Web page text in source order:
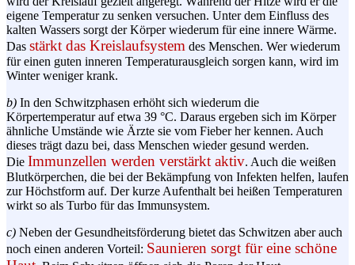
eigene Temperatur zu senken versuchen. Unter dem Einfluss des
kalten Wassers sorgt der Körper wiederum für eine innere Wärme.
Das stärkt das Kreislaufsystem des Menschen. Wer wiederum
für einen guten inneren Temperaturausgleich sorgen kann, wird im
Winter weniger krank.
b) In den Schwitzphasen erhöht sich wiederum die
Körpertemperatur auf etwa 39 °C. Daraus ergeben sich im Körper
ähnliche Umstände wie Ärzte sie vom Fieber her kennen. Auch
dieses trägt dazu bei, dass Menschen wieder gesund werden.
Die Immunzellen werden verstärkt aktiv. Auch die weißen
Blutkörperchen, die bei der Bekämpfung von Infekten helfen, laufen
zur Höchstform auf. Der kurze Aufenthalt bei heißen Temperaturen
wirkt so als Turbo für das Immunsystem.
c) Neben derGesundheitsförderung bietet das Schwitzen aber auch
noch einen anderen Vorteil: Saunieren sorgt für eine schöne